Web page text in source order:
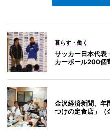
暮らす・働く
サッカー日本代表
カーボール200個
金沢経済新聞、年
つけの定食店」（